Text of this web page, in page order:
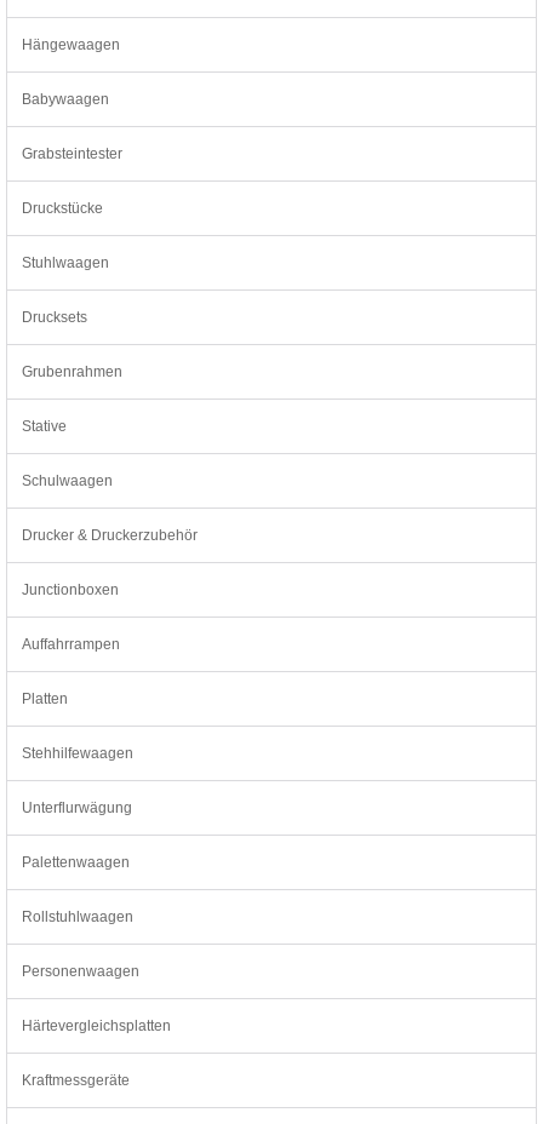
Hängewaagen
Babywaagen
Grabsteintester
Druckstücke
Stuhlwaagen
Drucksets
Grubenrahmen
Stative
Schulwaagen
Drucker & Druckerzubehör
Junctionboxen
Auffahrrampen
Platten
Stehhilfewaagen
Unterflurwägung
Palettenwaagen
Rollstuhlwaagen
Personenwaagen
Härtevergleichsplatten
Kraftmessgeräte